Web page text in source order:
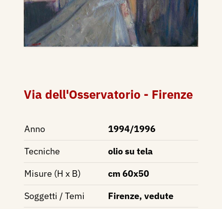
Via dell'Osservatorio - Firenze
Anno
1994/1996
Tecniche
olio su tela
Misure (H x B)
cm 60x50
Soggetti / Temi
Firenze, vedute